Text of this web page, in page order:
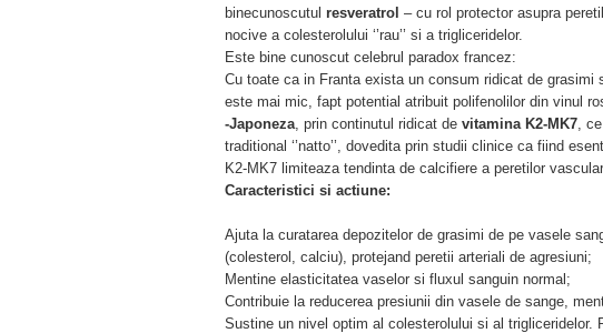
binecunoscutul resveratrol – cu rol protector asupra
nocive a colesterolului ‘’rau’’ si a trigliceridelor.
Este bine cunoscut celebrul paradox francez:
Cu toate ca in Franta exista un consum ridicat de
este mai mic, fapt potential atribuit polifenolilor din vinul
-Japoneza, prin continutul ridicat de vitamina K2-MK7,
traditional ‘’natto’’, dovedita prin studii clinice ca fiind
K2-MK7 limiteaza tendinta de calcifiere a peretilor
Caracteristici si actiune:
Ajuta la curatarea depozitelor de grasimi de pe vasele
(colesterol, calciu), protejand peretii arteriali de agresiuni;
Mentine elasticitatea vaselor si fluxul sanguin normal;
Contribuie la reducerea presiunii din vasele de sange,
Sustine un nivel optim al colesterolului si al trigliceridelor.